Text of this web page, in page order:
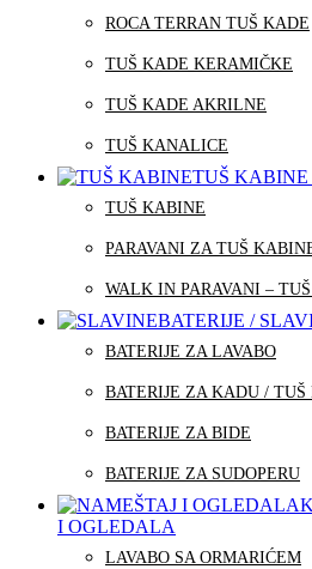
ROCA TERRAN TUŠ KADE
TUŠ KADE KERAMIČKE
TUŠ KADE AKRILNE
TUŠ KANALICE
TUŠ
TUŠ KABINE
PARAVANI ZA TUŠ
WALK IN PARAVANI –
BATERIJE /
BATERIJE ZA LAVABO
BATERIJE ZA KADU / TUŠ
BATERIJE ZA BIDE
BATERIJE ZA SUDOPERU
I OGLEDALA
LAVABO SA ORMARIĆEM